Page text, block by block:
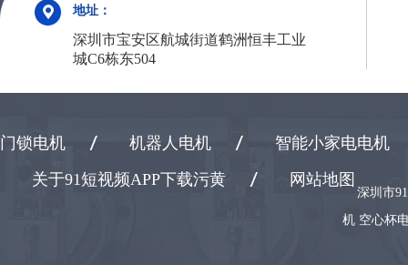
地址：
深圳市宝安区航城街道鹤洲恒丰工业
城C6栋东504
门锁电机 机器人电机
智能小家电电机
关于91短视频APP下载污黄
网站地图
深圳市
机 空心杯